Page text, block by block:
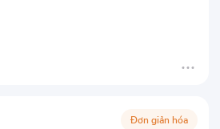
Đơn giản hóa